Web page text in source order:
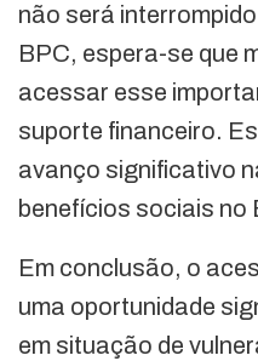
não será
BPC, espera-se que
acessar esse
suporte financeiro.
avanço significativo
benefícios sociais no
Em conclusão, o
uma oportunidade
em situação de